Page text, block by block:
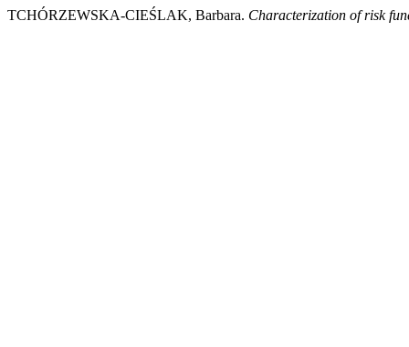
TCHÓRZEWSKA-CIEŚLAK, Barbara. Characterization of risk